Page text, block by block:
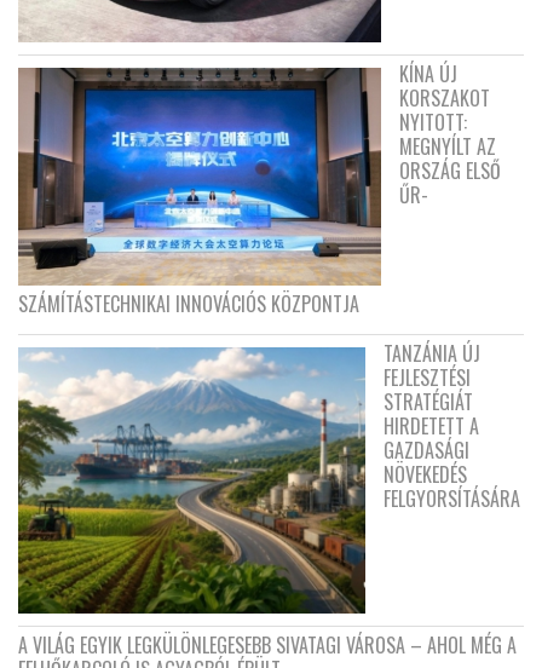
KÍNA ÚJ
KORSZAKOT
NYITOTT:
MEGNYÍLT AZ
ORSZÁG ELSŐ
ŰR-
SZÁMÍTÁSTECHNIKAI INNOVÁCIÓS KÖZPONTJA
TANZÁNIA ÚJ
FEJLESZTÉSI
STRATÉGIÁT
HIRDETETT A
GAZDASÁGI
NÖVEKEDÉS
FELGYORSÍTÁSÁRA
A VILÁG EGYIK LEGKÜLÖNLEGESEBB SIVATAGI VÁROSA – AHOL MÉG A